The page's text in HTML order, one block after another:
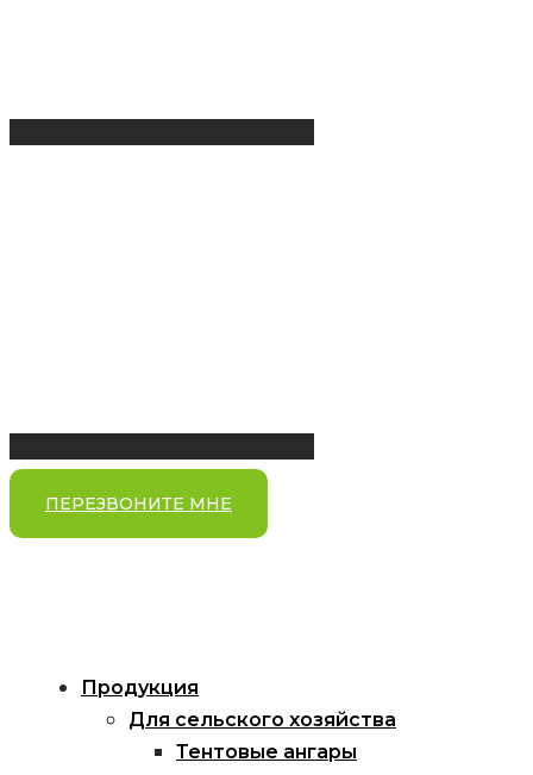
ПЕРЕЗВОНИТЕ МНЕ
Продукция
Для сельского хозяйства
Тентовые ангары